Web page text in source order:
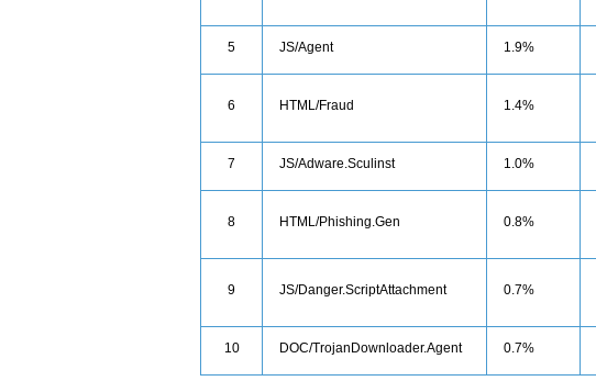
5 JS/Agent 1.9%
6 HTML/Fraud 1.4%
7 JS/Adware.Sculinst 1.0%
8 HTML/Phishing.Gen 0.8%
9 JS/Danger.ScriptAttachment 0.7%
10 DOC/TrojanDownloader.Agent 0.7%